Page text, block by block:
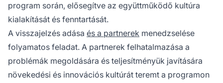
program során, elősegítve az együttműködő kultúra
kialakítását és fenntartását.
A visszajelzés adása és a partnerek menedzselése
folyamatos feladat. A partnerek felhatalmazása a
problémák megoldására és teljesítményük javítására
növekedési és innovációs kultúrát teremt a programon